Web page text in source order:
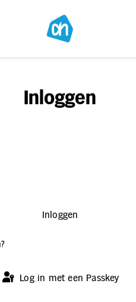
Inloggen
Inloggen
Log in met een Passkey